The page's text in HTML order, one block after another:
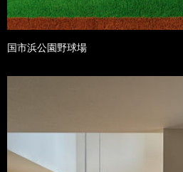
国市浜公園野球場